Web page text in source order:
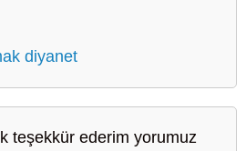
diyanet
teşekkür ederim yorumuz